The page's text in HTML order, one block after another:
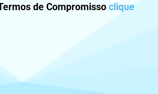
de Compromisso clique